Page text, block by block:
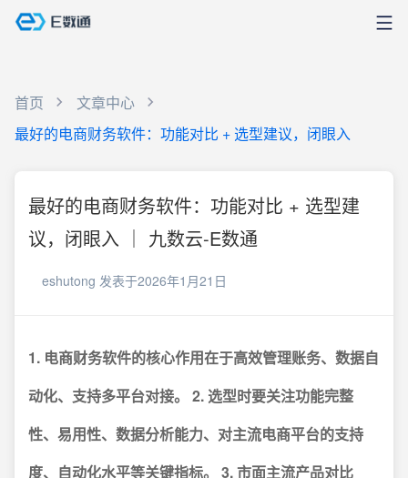
首页
文章中心
最好的电商财务软件：功能对比 + 选型建议，闭眼入
最好的电商财务软件：功能对比 + 选型建
议，闭眼入 ｜ 九数云-E数通
eshutong 发表于2026年1月21日
1. 电商财务软件的核心作用在于高效管理账务、数据自
动化、支持多平台对接。
2. 选型时要关注功能完整
性、易用性、数据分析能力、对主流电商平台的支持
度、自动化水平等关键指标。
3. 市面主流产品对比